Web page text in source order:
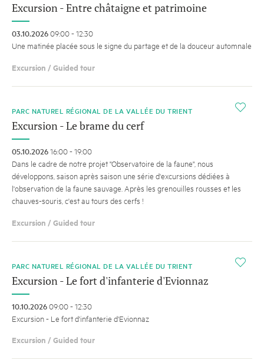
Excursion - Entre châtaigne et patrimoine
03.10.202609:00 - 12:30
Une matinée placée sous le signe du partage et de la douceur automnale
Excursion / Guided tour
i
PARC NATUREL RÉGIONAL DE LA VALLÉE DU TRIENT
Excursion - Le brame du cerf
05.10.202616:00 - 19:00
Dans le cadre de notre projet "Observatoire de la faune", nous
développons, saison après saison une série d'excursions dédiées à
l'observation de la faune sauvage. Après les grenouilles rousses et les
chauves-souris, c'est au tours des cerfs !
Excursion / Guided tour
i
PARC NATUREL RÉGIONAL DE LA VALLÉE DU TRIENT
Excursion - Le fort d'infanterie d'Evionnaz
10.10.202609:00 - 12:30
Excursion - Le fort d'infanterie d'Evionnaz
Excursion / Guided tour